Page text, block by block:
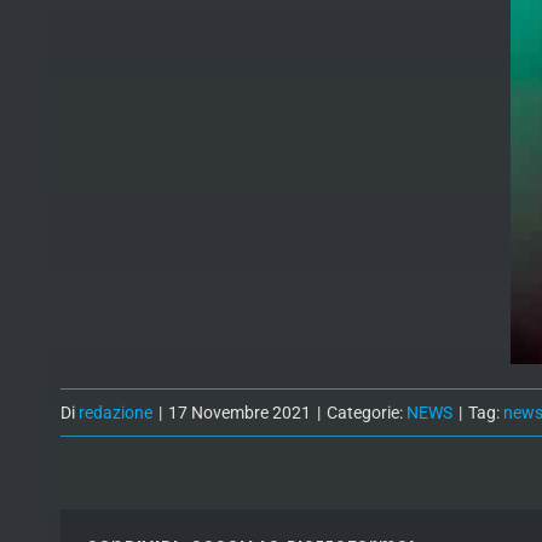
Di redazione | 17 Novembre 2021 | Categorie: NEWS | Tag: news